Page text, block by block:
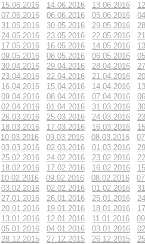
15.06.2016 14.06.2016 13.06.2016
07.06.2016 06.06.2016 05.06.2016
31.05.2016 30.05.2016 29.05.2016
24.05.2016 23.05.2016 22.05.2016
17.05.2016 16.05.2016 14.05.2016
09.05.2016 08.05.2016 06.05.2016
30.04.2016 29.04.2016 28.04.2016
23.04.2016 22.04.2016 21.04.2016
16.04.2016 15.04.2016 14.04.2016
09.04.2016 08.04.2016 07.04.2016
02.04.2016 01.04.2016 31.03.2016
26.03.2016 25.03.2016 24.03.2016
18.03.2016 17.03.2016 16.03.2016
10.03.2016 09.03.2016 08.03.2016
03.03.2016 02.03.2016 01.03.2016
25.02.2016 24.02.2016 23.02.2016
18.02.2016 17.02.2016 16.02.2016
10.02.2016 09.02.2016 08.02.2016
03.02.2016 02.02.2016 01.02.2016
27.01.2016 26.01.2016 25.01.2016
20.01.2016 19.01.2016 18.01.2016
13.01.2016 12.01.2016 11.01.2016
05.01.2016 04.01.2016 03.01.2016
28.12.2015 27.12.2015 26.12.2015